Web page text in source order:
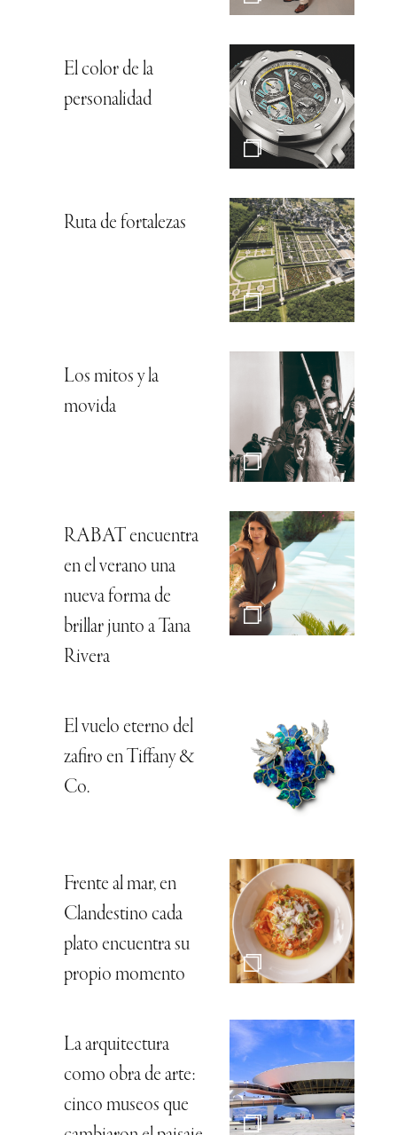
El color de la
personalidad
Ruta de fortalezas
Los mitos y la
movida
RABAT encuentra
en el verano una
nueva forma de
brillar junto a Tana
Rivera
El vuelo eterno del
zafiro en Tiffany &
Co.
Frente al mar, en
Clandestino cada
plato encuentra su
propio momento
La arquitectura
como obra de arte:
cinco museos que